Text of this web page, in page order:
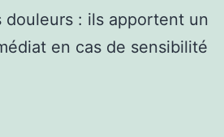
douleurs : ils apportent un
en cas de sensibilité